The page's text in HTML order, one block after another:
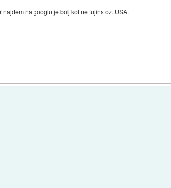
na googlu je bolj kot ne tujina oz. USA.